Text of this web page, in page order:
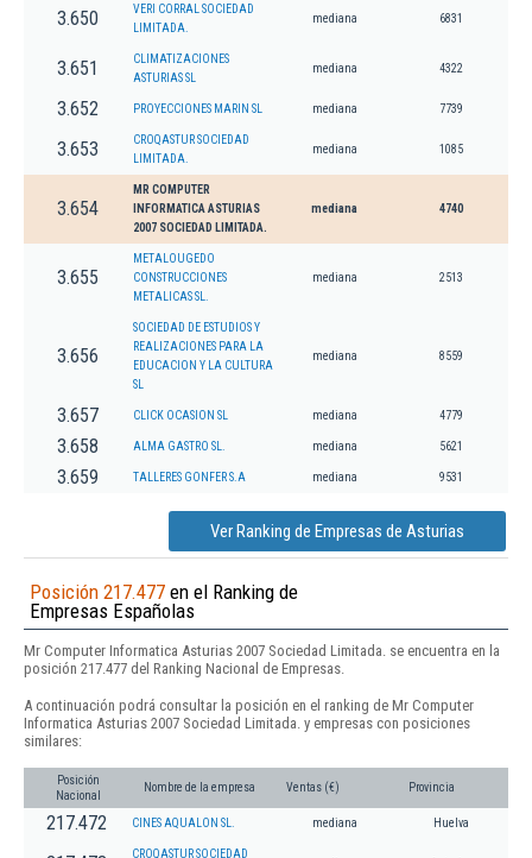
3.650
VERI CORRAL SOCIEDAD
LIMITADA.
mediana 6831
3.651
CLIMATIZACIONES
ASTURIAS SL
mediana 4322
3.652 PROYECCIONES MARIN SL mediana 7739
3.653
CROQASTUR SOCIEDAD
LIMITADA.
mediana 1085
3.654
MR COMPUTER
INFORMATICA ASTURIAS
2007 SOCIEDAD LIMITADA.
mediana 4740
3.655
METALOUGEDO
CONSTRUCCIONES
METALICAS SL.
mediana 2513
3.656
SOCIEDAD DE ESTUDIOS Y
REALIZACIONES PARA LA
EDUCACION Y LA CULTURA
SL
mediana 8559
3.657 CLICK OCASION SL mediana 4779
3.658 ALMA GASTRO SL. mediana 5621
3.659 TALLERES GONFER S.A mediana 9531
Ver Ranking de Empresas de Asturias
Posición 217.477 en el Ranking de
Empresas Españolas
Mr Computer Informatica Asturias 2007 Sociedad Limitada. se encuentra en la
posición 217.477 del Ranking Nacional de Empresas.
A continuación podrá consultar la posición en el ranking de Mr Computer
Informatica Asturias 2007 Sociedad Limitada. y empresas con posiciones
similares:
Posición
Nacional
Nombre de la empresa Ventas (€) Provincia
217.472 CINES AQUALON SL. mediana Huelva
CROQASTUR SOCIEDAD